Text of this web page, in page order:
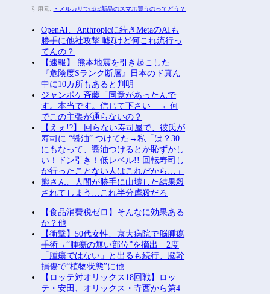
引用元: ・メルカリでほぼ新品のスマホ買うのってどう？
OpenAI、Anthropicに続きMetaのAIも
勝手に他社攻撃 嘘ξけど何これ流行っ
てんの？
【速報】 熊本地震を引き起こした
『危険度Sランク断層』日本のド真ん
中に10カ所もあると判明
ジャンポケ斉藤「同意があったんで
す。本当です。信じて下さい」 ←何
でこの主張が通らないの？
【えぇ!?】 回らない寿司屋で、彼氏が
寿司に “醤油” つけてた→私「は？30
にもなって、醤油つけるとか恥ずかし
い！ドン引き！低レベル!! 回転寿司し
か行ったことない人はこれだから…」
熊さん、人間が勝手に山壊した結果殺
されてしまう…これ半分虐殺だろ
【食品消費税ゼロ】そんなに効果ある
か？他
【衝撃】50代女性、京大病院で脳腫瘍
手術→“腫瘍の無い部位”を摘出 2度
「腫瘍ではない」と出るも続行、脳幹
損傷で“植物状態”に他
【ロッテ対オリックス18回戦】ロッ
テ・安田、オリックス・寺西から第4